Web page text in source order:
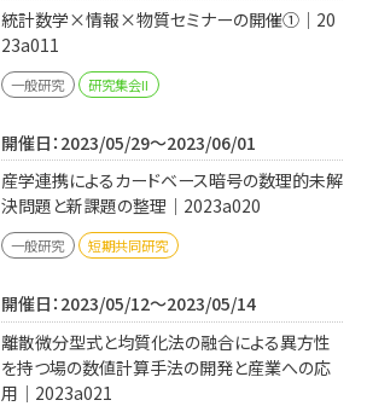
統計数学×情報×物質セミナーの開催①｜20
23a011
一般研究 研究集会II
開催日：2023/05/29～2023/06/01
産学連携によるカードベース暗号の数理的未解
決問題と新課題の整理｜2023a020
一般研究 短期共同研究
開催日：2023/05/12～2023/05/14
離散微分型式と均質化法の融合による異方性
を持つ場の数値計算手法の開発と産業への応
用｜2023a021